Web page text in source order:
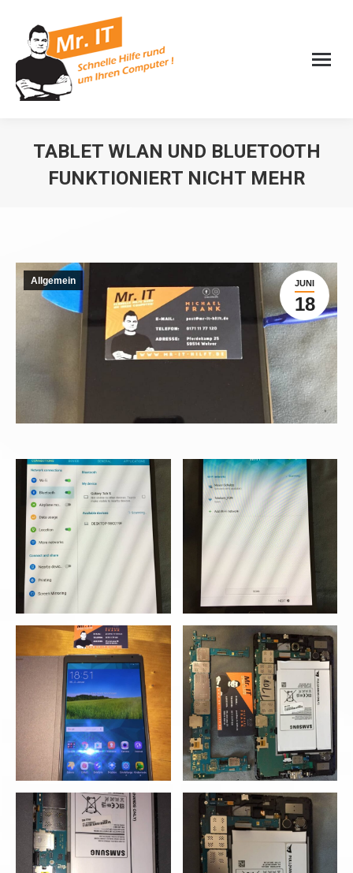
TABLET WLAN UND BLUETOOTH
FUNKTIONIERT NICHT MEHR
JUNI
18
Allgemein